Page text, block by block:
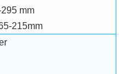
295 mm
215mm